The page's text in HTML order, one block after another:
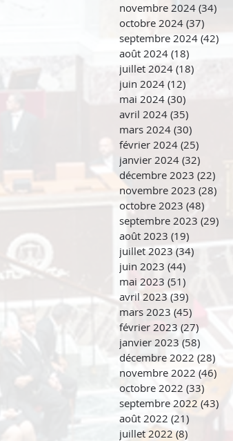
novembre 2024 (34)
octobre 2024 (37)
septembre 2024 (42)
août 2024 (18)
juillet 2024 (18)
juin 2024 (12)
mai 2024 (30)
avril 2024 (35)
mars 2024 (30)
février 2024 (25)
janvier 2024 (32)
décembre 2023 (22)
novembre 2023 (28)
octobre 2023 (48)
septembre 2023 (29)
août 2023 (19)
juillet 2023 (34)
juin 2023 (44)
mai 2023 (51)
avril 2023 (39)
mars 2023 (45)
février 2023 (27)27 posts
janvier 2023 (58)
décembre 2022 (28)
novembre 2022 (46)
octobre 2022 (33)
septembre 2022 (43)
août 2022 (21)
juillet 2022 (8)